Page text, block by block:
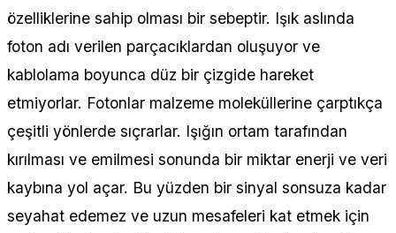
özelliklerine sahip olması bir sebeptir. Işık aslında
foton adı verilen parçacıklardan oluşuyor ve
kablolama boyunca düz bir çizgide hareket
etmiyorlar. Fotonlar malzeme moleküllerine çarptıkça
çeşitli yönlerde sıçrarlar. Işığın ortam tarafından
kırılması ve emilmesi sonunda bir miktar enerji ve veri
kaybına yol açar. Bu yüzden bir sinyal sonsuza kadar
seyahat edemez ve uzun mesafeleri kat etmek için